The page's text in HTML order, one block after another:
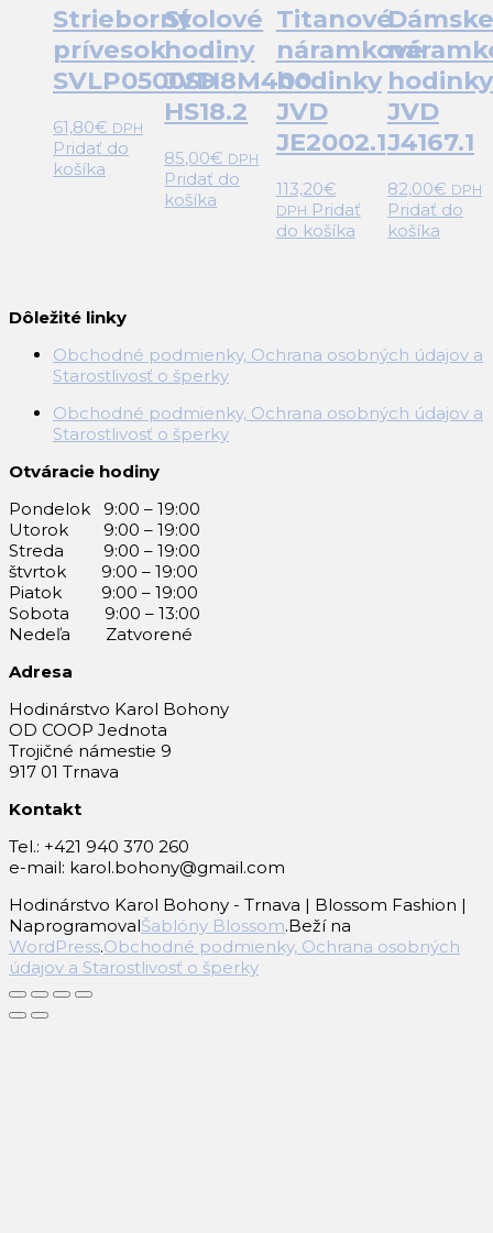
Strieborný
prívesok
SVLP0500SH8M400
61,80€ DPH
Pridať do
košíka
Stolové
hodiny
JVD
HS18.2
85,00€ DPH
Pridať do
košíka
Titanové
náramkové
hodinky
JVD
JE2002.1
113,20€
DPH Pridať
do košíka
Dámske
hodinky
JVD
J4167.1
82,00€ DPH
Pridať do
košíka
Dôležité linky
Obchodné podmienky, Ochrana osobných údajov a
Starostlivosť o šperky
Obchodné podmienky, Ochrana osobných údajov a
Starostlivosť o šperky
Otváracie hodiny
Pondelok 9:00 – 19:00
Utorok 9:00 – 19:00
Streda 9:00 – 19:00
štvrtok 9:00 – 19:00
Piatok 9:00 – 19:00
Sobota 9:00 – 13:00
Nedeľa Zatvorené
Adresa
Hodinárstvo Karol Bohony
OD COOP Jednota
Trojičné námestie 9
917 01 Trnava
Kontakt
Tel.: +421 940 370 260
e-mail: karol.bohony@gmail.com
Hodinárstvo Karol Bohony - Trnava | Blossom Fashion |
NaprogramovalŠablóny Blossom.Beží na
WordPress.Obchodné podmienky, Ochrana osobných
údajov a Starostlivosť o šperky